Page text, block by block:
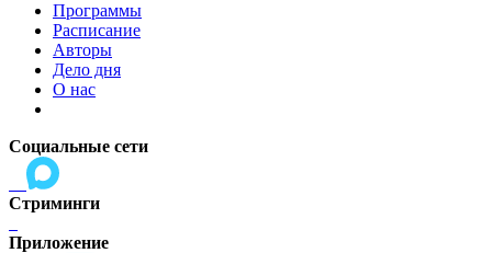
Программы
Расписание
Авторы
Дело дня
О нас
Социальные сети
Стриминги
Приложение